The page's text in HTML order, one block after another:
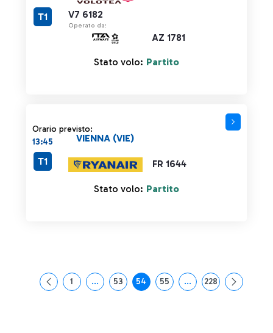
V7 6182
Operato da:
AZ 1781
T1
Stato volo: Partito
Orario previsto:
13:45
FR 1644
VIENNA (VIE)
T1
Stato volo: Partito
Pagina
1 ...Pagine intermedie Use TAB to navigate.
Pagina
53 Pagina
54 Pagina
55 ...Pagine intermedie
Pagina
228